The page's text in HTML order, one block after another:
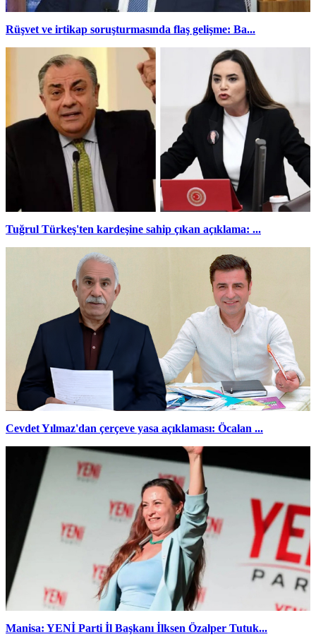
Rüşvet ve irtikap soruşturmasında flaş gelişme: Ba...
Tuğrul Türkeş'ten kardeşine sahip çıkan açıklama: ...
Cevdet Yılmaz'dan çerçeve yasa açıklaması: Öcalan ...
Manisa: YENİ Parti İl Başkanı İlksen Özalper Tutuk...